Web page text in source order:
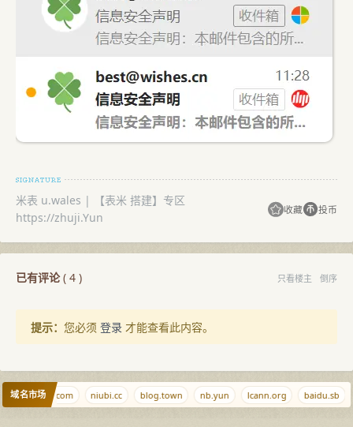
米表 u.wales | 【表米 搭建】专区
https://zhuji.Yun
收藏 投币
已有评论( 4 ) 只看楼主 倒序
提示： 您必须 登录 才能查看此内容。
域名市场tiaoqi.com niubi.cc blog.town nb.yun lcann.org baidu.sb